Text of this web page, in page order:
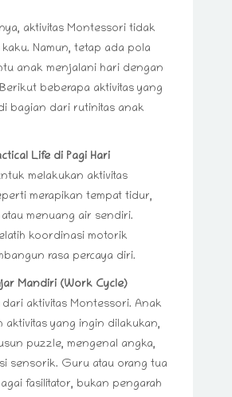
aktivitas Montessori tidak
Namun, tetap ada pola
anak menjalani hari dengan
beberapa aktivitas yang
bagian dari rutinitas anak
Life di Pagi Hari
melakukan aktivitas
merapikan tempat tidur,
menuang air sendiri.
koordinasi motorik
rasa percaya diri.
Mandiri (Work Cycle)
aktivitas Montessori. Anak
aktivitas yang ingin dilakukan,
puzzle, mengenal angka,
sensorik. Guru atau orang tua
fasilitator, bukan pengarah